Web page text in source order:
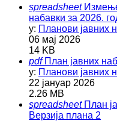
spreadsheet
набавки за 2026.
у: Планови јавних
06 мај 2026
14 KB
pdf План јавних
у: Планови јавних
22 јануар 2026
2.26 MB
spreadsheet План
Верзија плана 2